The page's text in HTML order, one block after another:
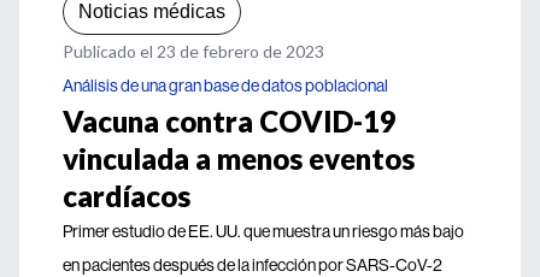
Noticias médicas
Publicado el 23 de febrero de 2023
Análisis de una gran base de datos poblacional
Vacuna contra COVID-19
vinculada a menos eventos
cardíacos
Primer estudio de EE. UU. que muestra un riesgo más bajo
en pacientes después de la infección por SARS-CoV-2